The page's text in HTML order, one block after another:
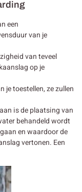
een
van je
van teveel
op je
je toestellen, ze zullen
is de plaatsing van
behandeld wordt
en waardoor de
vertonen. Een